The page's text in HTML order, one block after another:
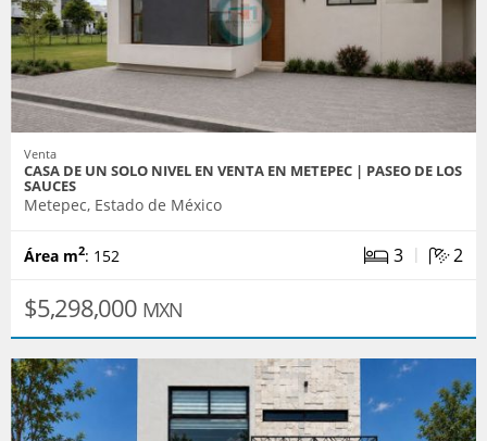
Venta
CASA DE UN SOLO NIVEL EN VENTA EN METEPEC | PASEO DE LOS
SAUCES
Metepec, Estado de México
Área m2: 152 3 | 2
$5,298,000 MXN